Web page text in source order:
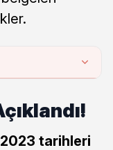
tarihleri